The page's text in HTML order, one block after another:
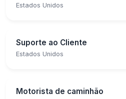
Estados Unidos
Suporte ao Cliente
Estados Unidos
Motorista de caminhão